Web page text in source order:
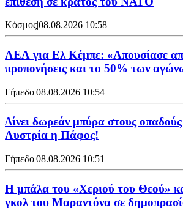
Κόσμος|08.08.2026 10:58
ΑΕΛ για Ελ Κέμπε: «Απουσίασε
προπονήσεις και το 50% των
Γήπεδο|08.08.2026 10:54
Δίνει δωρεάν μπύρα στους
Αυστρία η Πάφος!
Γήπεδο|08.08.2026 10:51
Η μπάλα του «Χεριού του Θεού»
γκολ του Μαραντόνα σε